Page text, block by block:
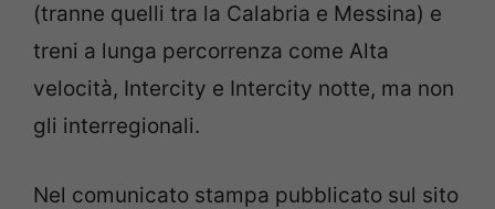
(tranne quelli tra la Calabria e Messina) e
treni a lunga percorrenza come Alta
velocità, Intercity e Intercity notte, ma non
gli interregionali.
Nel comunicato stampa pubblicato sul sito